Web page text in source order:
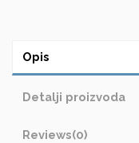
Opis
Detalji proizvoda
Reviews(0)